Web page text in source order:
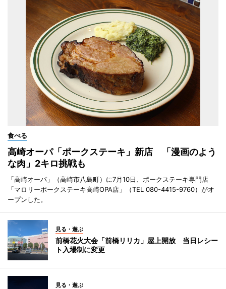
食べる
高崎オーパ「ポークステーキ」新店 「漫画のよう
な肉」2キロ挑戦も
「高崎オーパ」（高崎市八島町）に7月10日、ポークステーキ専門店
「マロリーポークステーキ高崎OPA店」（TEL 080-4415-9760）がオ
ープンした。
見る・遊ぶ
前橋花火大会「前橋リリカ」屋上開放 当日レシー
ト入場制に変更
見る・遊ぶ